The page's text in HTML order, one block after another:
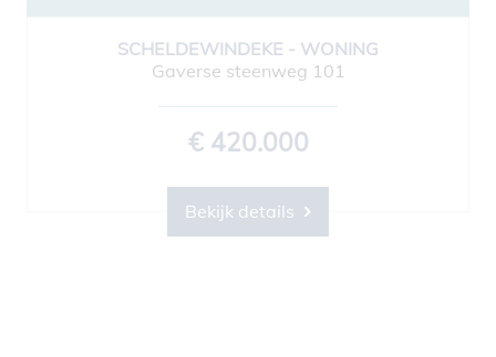
SCHELDEWINDEKE - WONING
Gaverse steenweg 101
€ 420.000
Bekijk details